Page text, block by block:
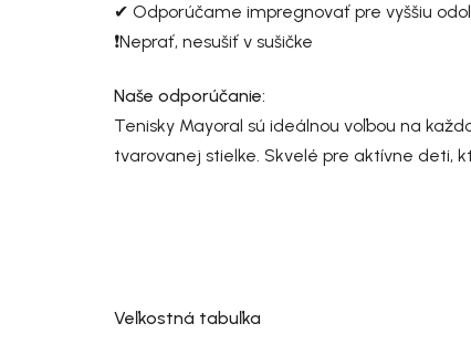
✔ Odporúčame impregnovať pre vyššiu
❗Neprať, nesušiť v sušičke
Naše odporúčanie:
Tenisky Mayoral sú ideálnou voľbou na
tvarovanej stielke. Skvelé pre aktívne deti,
Veľkostná tabuľka